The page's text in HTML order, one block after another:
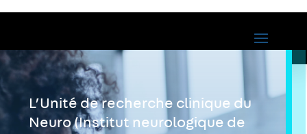
L’Unité de recherche clinique du
Neuro (Institut neurologique de